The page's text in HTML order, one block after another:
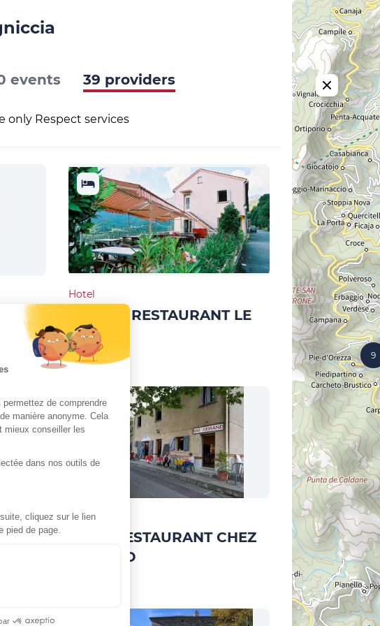
events 39 providers
only Respect services
Hotel
HOTEL - RESTAURANT LE
REFUGE
Piedicroce
Restaurants
BAR - RESTAURANT CHEZ
ARMAND
9
de comprendre
manière anonyme. Cela
mieux conseiller les
dans nos outils de
cliquez sur le lien
pied de page.